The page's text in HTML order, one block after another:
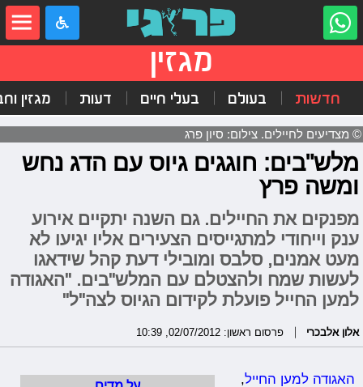
מגזין
חדשות בעולם בעלי חיים דעות מגזין
© מצדיעים לחיילים. צילום: סיון פרג
מלש"בים: חוגגים גיוס עם הדג נחש
ומשה פרץ
מפנקים את החיילים. גם השנה יתקיים אירוע
ענק וייחודי למתגייסים הצעירים אליו יגיעו לא
מעט אמנים, סלבס ומובילי דעת קהל שידאגו
לעשות שמח ולהצטלם עם המלש"בים. "האגודה
למען החייל פועלת לקידום הגיוס לצה"ל"
אלון אלבכרי פרסום ראשון: 02/07/2012, 10:39
האגודה למען החייל,